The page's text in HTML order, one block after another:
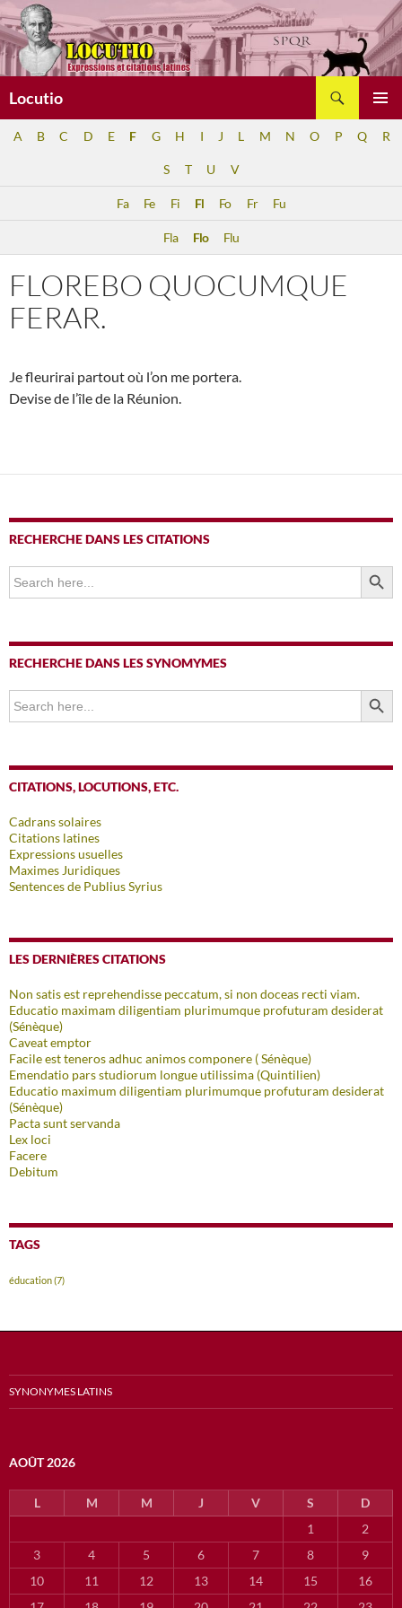
Aller
au
contenu
Locutio
A B C D E F G H I J L M N O P Q R
S T U V
Fa Fe Fi Fl Fo Fr Fu
Fla Flo Flu
FLOREBO QUOCUMQUE
FERAR.
Je fleurirai partout où l’on me portera.
Devise de l’île de la Réunion.
RECHERCHE DANS LES CITATIONS
Search
for:
SEARCH
RECHERCHE DANS LES SYNOMYMES
Search
for:
SEARCH
CITATIONS, LOCUTIONS, ETC.
Cadrans solaires
Citations latines
Expressions usuelles
Maximes Juridiques
Sentences de Publius Syrius
LES DERNIÈRES CITATIONS
Non satis est reprehendisse peccatum, si non doceas recti viam.
Educatio maximam diligentiam plurimumque profuturam desiderat
(Sénèque)
Caveat emptor
Facile est teneros adhuc animos componere ( Sénèque)
Emendatio pars studiorum longue utilissima (Quintilien)
Educatio maximum diligentiam plurimumque profuturam desiderat
(Sénèque)
Pacta sunt servanda
Lex loci
Facere
Debitum
TAGS
éducation(7)
SYNONYMES LATINS
AOÛT 2026
L M M J V S
D
1
2
3
4 5 6 7 8
9
10
11 12 13 14 15
16